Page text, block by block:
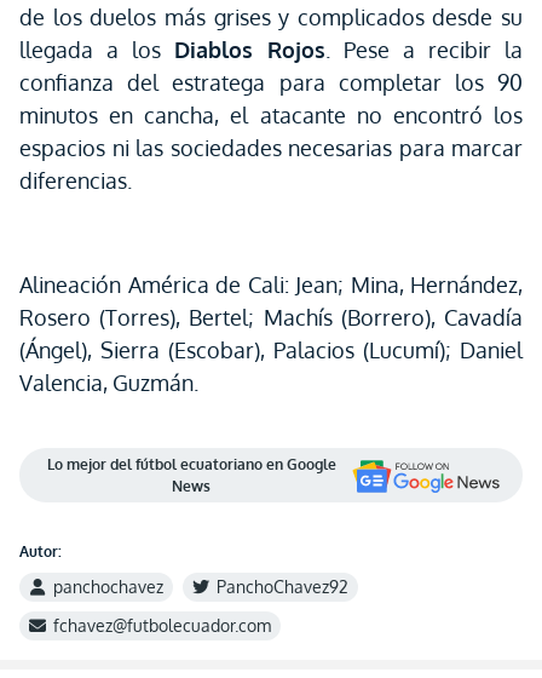
de los duelos más grises y complicados desde su
llegada a los Diablos Rojos . Pese a recibir la
confianza del estratega para completar los 90
minutos en cancha, el atacante no encontró los
espacios ni las sociedades necesarias para marcar
diferencias.
Alineación América de Cali: Jean; Mina, Hernández,
Rosero (Torres), Bertel; Machís (Borrero), Cavadía
(Ángel), Sierra (Escobar), Palacios (Lucumí); Daniel
Valencia, Guzmán.
Lo mejor del fútbol ecuatoriano en Google
News
Autor:
panchochavez
PanchoChavez92
fchavez@futbolecuador.com